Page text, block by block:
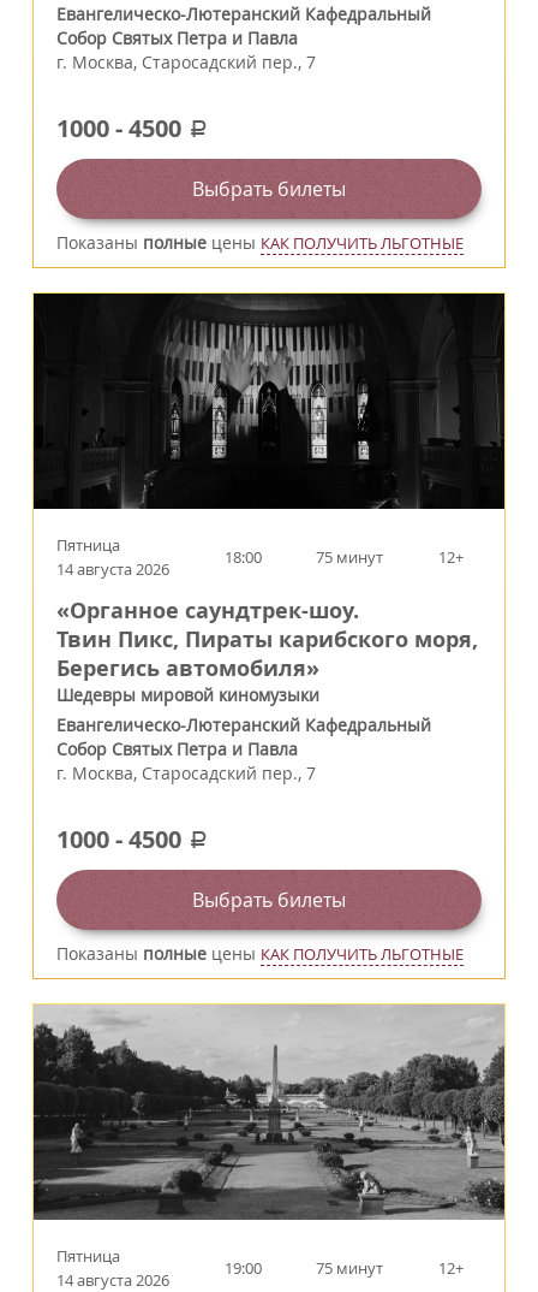
Евангелическо-Лютеранский Кафедральный
Собор Святых Петра и Павла
г. Москва, Старосадский пер., 7
1000-4500 a
Выбрать билеты
Показаны полные цены КАК ПОЛУЧИТЬ ЛЬГОТНЫЕ
Пятница
14 августа 2026
18:00 75 минут 12+
«Органное саундтрек-шоу.
Твин Пикс, Пираты карибского моря,
Берегись автомобиля»
Шедевры мировой киномузыки
Евангелическо-Лютеранский Кафедральный
Собор Святых Петра и Павла
г. Москва, Старосадский пер., 7
1000-4500 a
Выбрать билеты
Показаны полные цены КАК ПОЛУЧИТЬ ЛЬГОТНЫЕ
Пятница
14 августа 2026
19:00 75 минут 12+